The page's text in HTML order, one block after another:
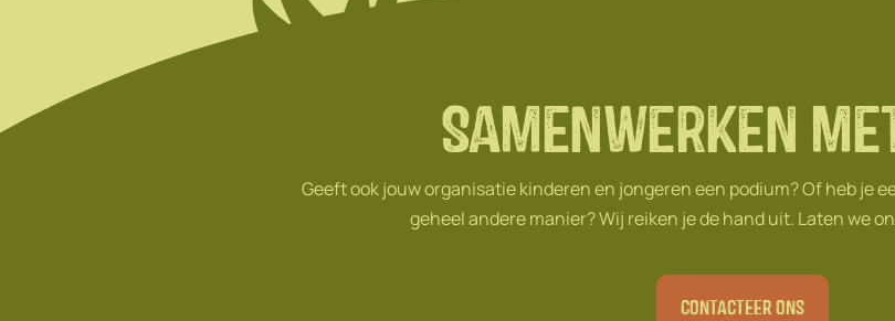
Samenwerken
Geeft ook jouw organisatie kinderen en jongeren een podium? Of heb je
geheel andere manier? Wij reiken je de hand uit. Laten we
Contacteer ons